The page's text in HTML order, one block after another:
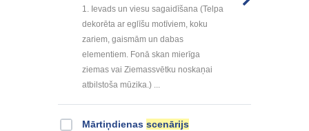
1. Ievads un viesu sagaidīšana (Telpa
dekorēta ar eglīšu motīviem, koku
zariem, gaismām un dabas
elementiem. Fonā skan mierīga
ziemas vai Ziemassvētku noskaņai
atbilstoša mūzika.) ...
Mārtiņdienas scenārijs